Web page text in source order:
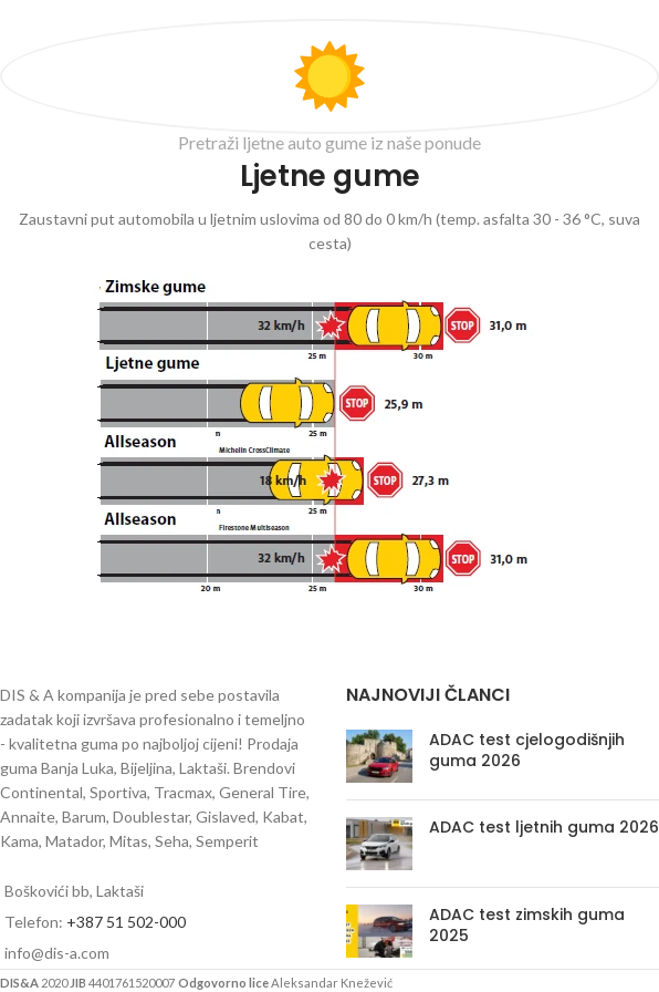
Pretraži ljetne auto gume iz naše ponude
Ljetne gume
Zaustavni put automobila u ljetnim uslovima od 80 do 0 km/h (temp. asfalta 30 - 36 °C, suva
cesta)
DIS & A kompanija je pred sebe postavila
zadatak koji izvršava profesionalno i temeljno
- kvalitetna guma po najboljoj cijeni! Prodaja
guma Banja Luka, Bijeljina, Laktaši. Brendovi
Continental, Sportiva, Tracmax, General Tire,
Annaite, Barum, Doublestar, Gislaved, Kabat,
Kama, Matador, Mitas, Seha, Semperit
Boškovići bb, Laktaši
Telefon: +387 51 502-000
info@dis-a.com
NAJNOVIJI ČLANCI
ADAC test cjelogodišnjih
guma 2026
ADAC test ljetnih guma 2026
ADAC test zimskih guma
2025
DIS&A 2020 JIB 4401761520007 Odgovorno liceAleksandar Knežević